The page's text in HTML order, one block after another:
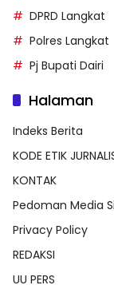
DPRD Langkat
Polres Langkat
Pj Bupati Dairi
Halaman
Indeks Berita
KODE ETIK
KONTAK
Pedoman Media
Privacy Policy
REDAKSI
UU PERS